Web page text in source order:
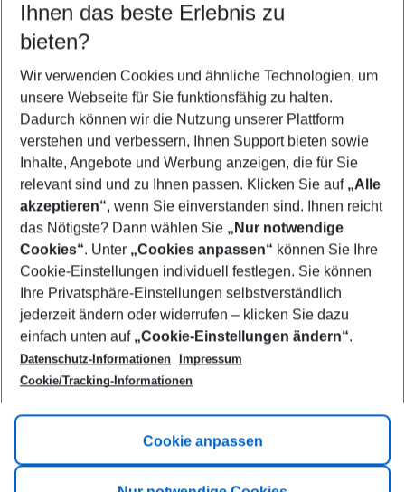
Find the perfect deal which suits your best
Your departure airport
Any airport
Select your date range
09/08/26–07/08/27 5-8 nights
Who will travel
2 adults No children
Show more filter
Footer
Footer navigation
Title A
Link A
Ihnen das beste Erlebnis zu
bieten?
Wir verwenden Cookies und ähnliche Technologien, um
unsere Webseite für Sie funktionsfähig zu halten.
Dadurch können wir die Nutzung unserer Plattform
verstehen und verbessern, Ihnen Support bieten sowie
Inhalte, Angebote und Werbung anzeigen, die für Sie
relevant sind und zu Ihnen passen. Klicken Sie auf „Alle
akzeptieren“, wenn Sie einverstanden sind. Ihnen reicht
das Nötigste? Dann wählen Sie „Nur notwendige
Cookies“. Unter „Cookies anpassen“ können Sie Ihre
Cookie-Einstellungen individuell festlegen. Sie können
Ihre Privatsphäre-Einstellungen selbstverständlich
jederzeit ändern oder widerrufen – klicken Sie dazu
einfach unten auf „Cookie-Einstellungen ändern“.
Datenschutz-Informationen
Impressum
Cookie/Tracking-Informationen
Cookie anpassen